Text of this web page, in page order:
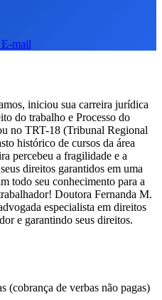
E-mail
iniciou sua carreira jurídica
do trabalho e Processo do
no TRT-18 (Tribunal Regional
histórico de cursos da área
percebeu a fragilidade e a
direitos garantidos em uma
todo seu conhecimento para a
Doutora Fernanda M.
especialista em direitos
e garantindo seus direitos.
(cobrança de verbas não pagas)